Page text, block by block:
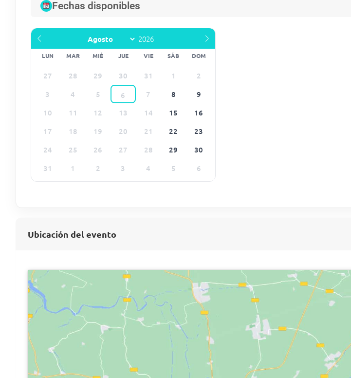
Fechas disponibles
LUN MAR MIÉ JUE VIE SÁB DOM
27 28 29 30 31 1
2
3
4 5 6 7 8
9
10
11 12 13 14 15
16
17
18 19 20 21 22
23
24
25 26 27 28 29
30
31
1 2 3 4 5 6
Ubicación del evento